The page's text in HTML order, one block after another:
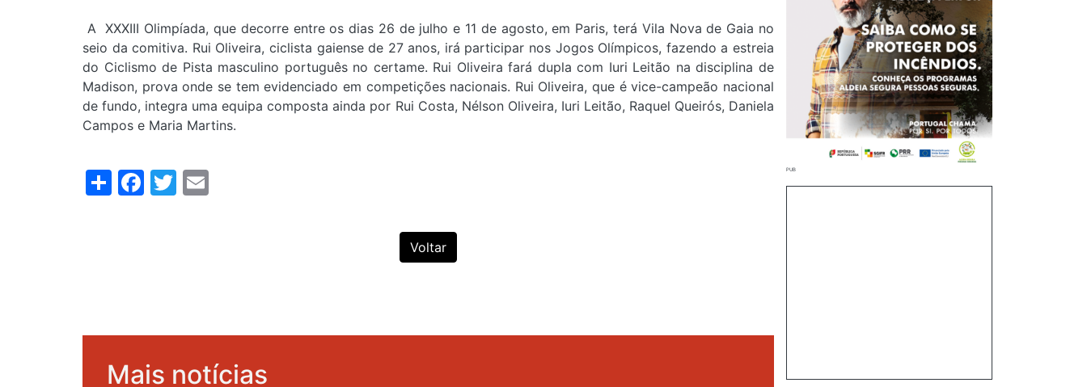
A XXXIII Olimpíada, que decorre entre os dias 26 de julho e 11 de agosto, em Paris, terá Vila Nova de Gaia no
seio da comitiva. Rui Oliveira, ciclista gaiense de 27 anos, irá participar nos Jogos Olímpicos, fazendo a estreia
do Ciclismo de Pista masculino português no certame. Rui Oliveira fará dupla com Iuri Leitão na disciplina de
Madison, prova onde se tem evidenciado em competições nacionais. Rui Oliveira, que é vice-campeão nacional
de fundo, integra uma equipa composta ainda por Rui Costa, Nélson Oliveira, Iuri Leitão, Raquel Queirós, Daniela
Campos e Maria Martins.
ShareFacebook
Twitter
Voltar
Mais notícias